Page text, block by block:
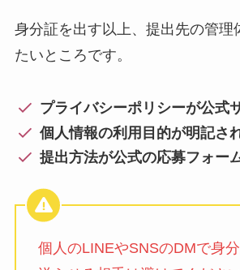
身分証を出す以上、提出先の管理
たいところです。
プライバシーポリシーが公式
個人情報の利用目的が明記さ
提出方法が公式の応募フォー
個人のLINEやSNSのDMで身